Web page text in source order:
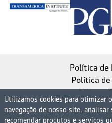
Política de
Política de
Nosso
Instituto de
Utilizamos cookies para otimizar
navegação de nosso site, analisar
recomendar produtos e serviços